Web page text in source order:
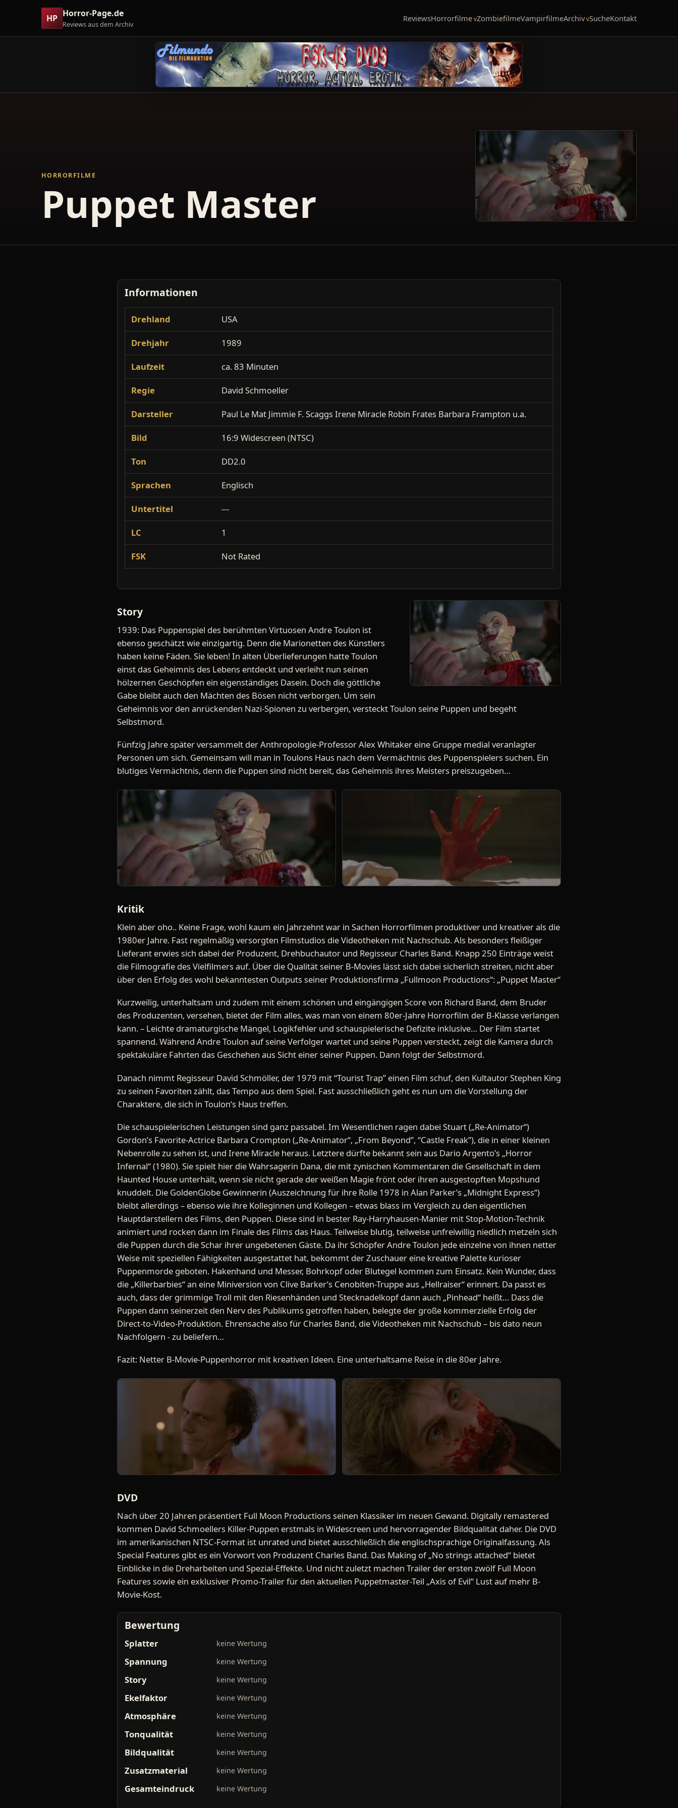
HP Horror-Page.de
Reviews aus dem Archiv
ReviewsHorrorfilme ZombiefilmeVampirfilmeArchiv SucheKontakt
HORRORFILME
Puppet Master
Informationen
Drehland USA
Drehjahr 1989
Laufzeit ca. 83 Minuten
Regie David Schmoeller
Darsteller Paul Le Mat Jimmie F. Scaggs Irene Miracle Robin Frates Barbara Frampton u.a.
Bild 16:9 Widescreen (NTSC)
Ton DD2.0
Sprachen Englisch
Untertitel ---
LC 1
FSK Not Rated
Story
1939: Das Puppenspiel des berühmten Virtuosen Andre Toulon ist
ebenso geschätzt wie einzigartig. Denn die Marionetten des Künstlers
haben keine Fäden. Sie leben! In alten Überlieferungen hatte Toulon
einst das Geheimnis des Lebens entdeckt und verleiht nun seinen
hölzernen Geschöpfen ein eigenständiges Dasein. Doch die göttliche
Gabe bleibt auch den Mächten des Bösen nicht verborgen. Um sein
Geheimnis vor den anrückenden Nazi-Spionen zu verbergen, versteckt Toulon seine Puppen und begeht
Selbstmord.
Fünfzig Jahre später versammelt der Anthropologie-Professor Alex Whitaker eine Gruppe medial veranlagter
Personen um sich. Gemeinsam will man in Toulons Haus nach dem Vermächtnis des Puppenspielers suchen. Ein
blutiges Vermächtnis, denn die Puppen sind nicht bereit, das Geheimnis ihres Meisters preiszugeben…
Kritik
Klein aber oho.. Keine Frage, wohl kaum ein Jahrzehnt war in Sachen Horrorfilmen produktiver und kreativer als die
1980er Jahre. Fast regelmäßig versorgten Filmstudios die Videotheken mit Nachschub. Als besonders fleißiger
Lieferant erwies sich dabei der Produzent, Drehbuchautor und Regisseur Charles Band. Knapp 250 Einträge weist
die Filmografie des Vielfilmers auf. Über die Qualität seiner B-Movies lässt sich dabei sicherlich streiten, nicht aber
über den Erfolg des wohl bekanntesten Outputs seiner Produktionsfirma „Fullmoon Productions“: „Puppet Master“
Kurzweilig, unterhaltsam und zudem mit einem schönen und eingängigen Score von Richard Band, dem Bruder
des Produzenten, versehen, bietet der Film alles, was man von einem 80er-Jahre Horrorfilm der B-Klasse verlangen
kann. – Leichte dramaturgische Mängel, Logikfehler und schauspielerische Defizite inklusive… Der Film startet
spannend. Während Andre Toulon auf seine Verfolger wartet und seine Puppen versteckt, zeigt die Kamera durch
spektakuläre Fahrten das Geschehen aus Sicht einer seiner Puppen. Dann folgt der Selbstmord.
Danach nimmt Regisseur David Schmöller, der 1979 mit “Tourist Trap” einen Film schuf, den Kultautor Stephen King
zu seinen Favoriten zählt, das Tempo aus dem Spiel. Fast ausschließlich geht es nun um die Vorstellung der
Charaktere, die sich in Toulon’s Haus treffen.
Die schauspielerischen Leistungen sind ganz passabel. Im Wesentlichen ragen dabei Stuart („Re-Animator“)
Gordon’s Favorite-Actrice Barbara Crompton („Re-Animator“, „From Beyond”, “Castle Freak”), die in einer kleinen
Nebenrolle zu sehen ist, und Irene Miracle heraus. Letztere dürfte bekannt sein aus Dario Argento’s „Horror
Infernal“ (1980). Sie spielt hier die Wahrsagerin Dana, die mit zynischen Kommentaren die Gesellschaft in dem
Haunted House unterhält, wenn sie nicht gerade der weißen Magie frönt oder ihren ausgestopften Mopshund
knuddelt. Die GoldenGlobe Gewinnerin (Auszeichnung für ihre Rolle 1978 in Alan Parker’s „Midnight Express“)
bleibt allerdings – ebenso wie ihre Kolleginnen und Kollegen – etwas blass im Vergleich zu den eigentlichen
Hauptdarstellern des Films, den Puppen. Diese sind in bester Ray-Harryhausen-Manier mit Stop-Motion-Technik
animiert und rocken dann im Finale des Films das Haus. Teilweise blutig, teilweise unfreiwillig niedlich metzeln sich
die Puppen durch die Schar ihrer ungebetenen Gäste. Da ihr Schöpfer Andre Toulon jede einzelne von ihnen netter
Weise mit speziellen Fähigkeiten ausgestattet hat, bekommt der Zuschauer eine kreative Palette kurioser
Puppenmorde geboten. Hakenhand und Messer, Bohrkopf oder Blutegel kommen zum Einsatz. Kein Wunder, dass
die „Killerbarbies“ an eine Miniversion von Clive Barker’s Cenobiten-Truppe aus „Hellraiser“ erinnert. Da passt es
auch, dass der grimmige Troll mit den Riesenhänden und Stecknadelkopf dann auch „Pinhead“ heißt… Dass die
Puppen dann seinerzeit den Nerv des Publikums getroffen haben, belegte der große kommerzielle Erfolg der
Direct-to-Video-Produktion. Ehrensache also für Charles Band, die Videotheken mit Nachschub – bis dato neun
Nachfolgern - zu beliefern…
Fazit: Netter B-Movie-Puppenhorror mit kreativen Ideen. Eine unterhaltsame Reise in die 80er Jahre.
DVD
Nach über 20 Jahren präsentiert Full Moon Productions seinen Klassiker im neuen Gewand. Digitally remastered
kommen David Schmoellers Killer-Puppen erstmals in Widescreen und hervorragender Bildqualität daher. Die DVD
im amerikanischen NTSC-Format ist unrated und bietet ausschließlich die englischsprachige Originalfassung. Als
Special Features gibt es ein Vorwort von Produzent Charles Band. Das Making of „No strings attached“ bietet
Einblicke in die Dreharbeiten und Spezial-Effekte. Und nicht zuletzt machen Trailer der ersten zwölf Full Moon
Features sowie ein exklusiver Promo-Trailer für den aktuellen Puppetmaster-Teil „Axis of Evil“ Lust auf mehr B-
Movie-Kost.
Bewertung
Splatter keine Wertung
Spannung keine Wertung
Story keine Wertung
Ekelfaktor keine Wertung
Atmosphäre keine Wertung
Tonqualität keine Wertung
Bildqualität keine Wertung
Zusatzmaterial keine Wertung
Gesamteindruck keine Wertung